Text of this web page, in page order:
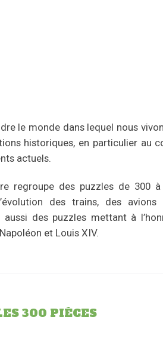
le monde dans lequel nous
historiques, en particulier au
actuels.
regroupe des puzzles de 300
des trains, des
des puzzles mettant à
et Louis XIV.
300 PIÈCES